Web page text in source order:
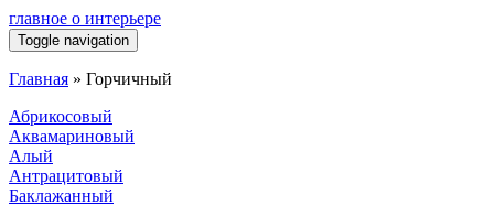
главное о интерьере
Toggle navigation
Главная » Горчичный
Абрикосовый
Аквамариновый
Алый
Антрацитовый
Баклажанный